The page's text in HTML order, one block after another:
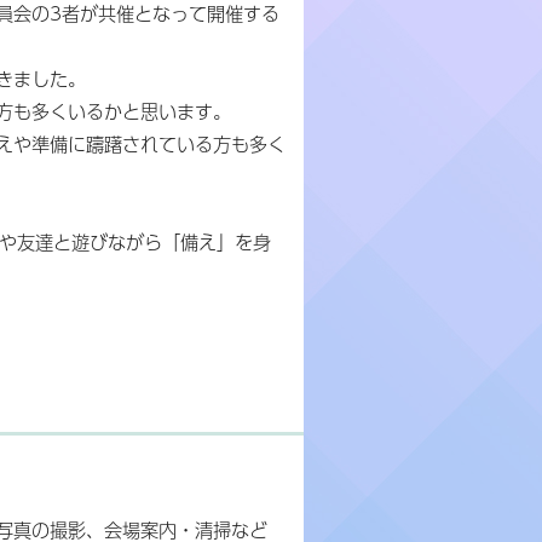
会の3者が共催となって開催する
した。
多くいるかと思います。
準備に躊躇されている方も多く
友達と遊びながら「備え」を身
真の撮影、会場案内・清掃など